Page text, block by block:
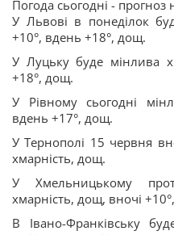
Погода сьогодні - прогноз
У Львові в понеділок
+10°, вдень +18°, дощ.
У Луцьку буде мінлива
+18°, дощ.
У Рівному сьогодні
вдень +17°, дощ.
У Тернополі 15 червня
хмарність, дощ.
У Хмельницькому
хмарність, дощ, вночі
В Івано-Франківську